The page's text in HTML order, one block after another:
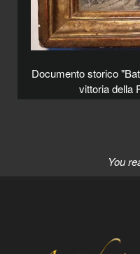
Documento storico
vittoria della
You